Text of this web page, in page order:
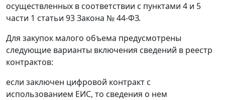
осуществленных в соответствии с пунктами 4 и 5
части 1 статьи 93 Закона № 44-ФЗ.
Для закупок малого объема предусмотрены
следующие варианты включения сведений в реестр
контрактов:
если заключен цифровой контракт с
использованием ЕИС, то сведения о нем